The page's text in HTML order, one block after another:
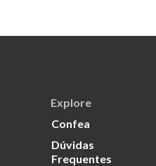
Explore
Confea
Dúvidas
Frequentes